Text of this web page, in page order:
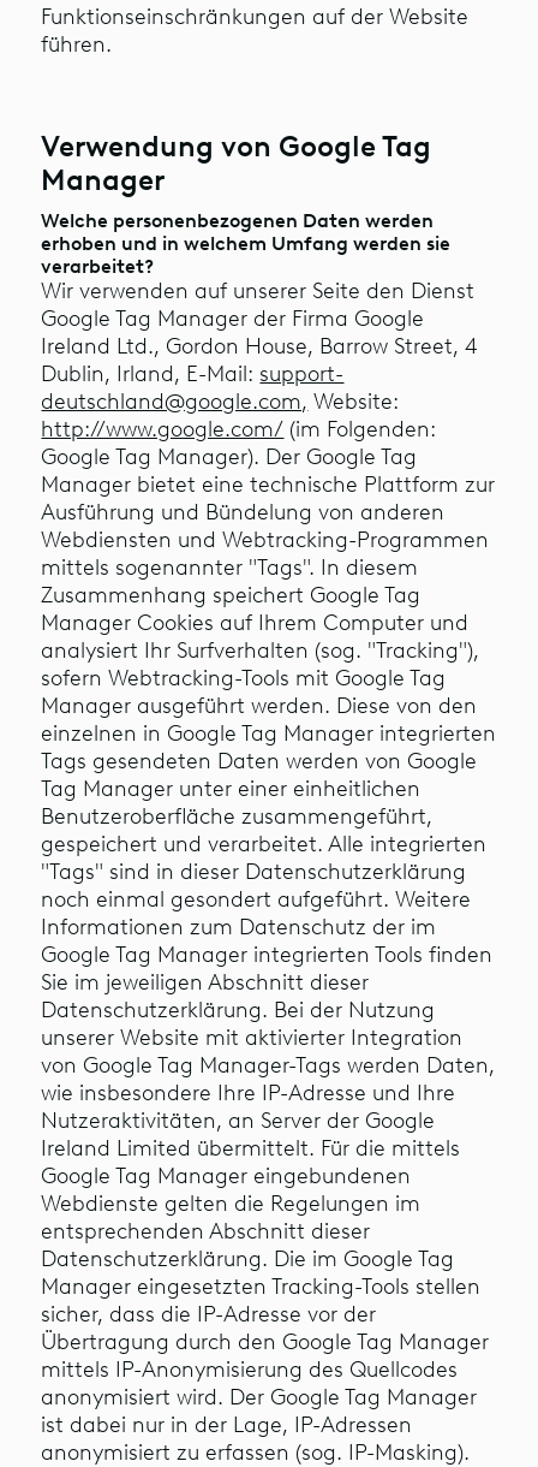
Funktionseinschränkungen auf der Website
führen.
Verwendung von Google Tag
Manager
Welche personenbezogenen Daten werden
erhoben und in welchem Umfang werden sie
verarbeitet?
Wir verwenden auf unserer Seite den Dienst
Google Tag Manager der Firma Google
Ireland Ltd., Gordon House, Barrow Street, 4
Dublin, Irland, E-Mail: support-
deutschland@google.com, Website:
http://www.google.com/ (im Folgenden:
Google Tag Manager). Der Google Tag
Manager bietet eine technische Plattform zur
Ausführung und Bündelung von anderen
Webdiensten und Webtracking-Programmen
mittels sogenannter "Tags". In diesem
Zusammenhang speichert Google Tag
Manager Cookies auf Ihrem Computer und
analysiert Ihr Surfverhalten (sog. "Tracking"),
sofern Webtracking-Tools mit Google Tag
Manager ausgeführt werden. Diese von den
einzelnen in Google Tag Manager integrierten
Tags gesendeten Daten werden von Google
Tag Manager unter einer einheitlichen
Benutzeroberfläche zusammengeführt,
gespeichert und verarbeitet. Alle integrierten
"Tags" sind in dieser Datenschutzerklärung
noch einmal gesondert aufgeführt. Weitere
Informationen zum Datenschutz der im
Google Tag Manager integrierten Tools finden
Sie im jeweiligen Abschnitt dieser
Datenschutzerklärung. Bei der Nutzung
unserer Website mit aktivierter Integration
von Google Tag Manager-Tags werden Daten,
wie insbesondere Ihre IP-Adresse und Ihre
Nutzeraktivitäten, an Server der Google
Ireland Limited übermittelt. Für die mittels
Google Tag Manager eingebundenen
Webdienste gelten die Regelungen im
entsprechenden Abschnitt dieser
Datenschutzerklärung. Die im Google Tag
Manager eingesetzten Tracking-Tools stellen
sicher, dass die IP-Adresse vor der
Übertragung durch den Google Tag Manager
mittels IP-Anonymisierung des Quellcodes
anonymisiert wird. Der Google Tag Manager
ist dabei nur in der Lage, IP-Adressen
anonymisiert zu erfassen (sog. IP-Masking).